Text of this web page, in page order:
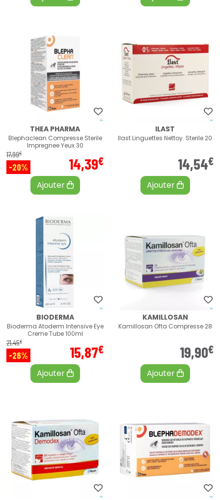
THEA PHARMA
Blephaclean Compresse Sterile
Impregnee Yeux 30
17,99€
-20% 14,39€
Ajouter
ILAST
Ilast Linguettes Nettoy. Sterile 20
14,54€
Ajouter
BIODERMA
Bioderma Atoderm Intensive Eye
Creme Tube 100ml
21,45€
-26% 15,87€
Ajouter
KAMILLOSAN
Kamillosan Ofta Compresse 28
19,90€
Ajouter